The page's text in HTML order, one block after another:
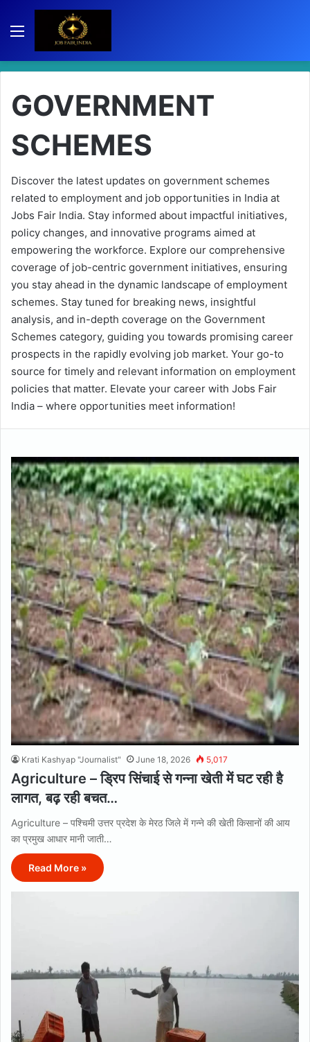
GOVERNMENT
SCHEMES
Discover the latest updates on government schemes
related to employment and job opportunities in India at
Jobs Fair India. Stay informed about impactful initiatives,
policy changes, and innovative programs aimed at
empowering the workforce. Explore our comprehensive
coverage of job-centric government initiatives, ensuring
you stay ahead in the dynamic landscape of employment
schemes. Stay tuned for breaking news, insightful
analysis, and in-depth coverage on the Government
Schemes category, guiding you towards promising career
prospects in the rapidly evolving job market. Your go-to
source for timely and relevant information on employment
policies that matter. Elevate your career with Jobs Fair
India – where opportunities meet information!
Krati Kashyap "Journalist" June 18, 2026 5,017
Agriculture – ड्रिप सिंचाई से गन्ना खेती में घट रही है
लागत, बढ़ रही बचत…
Agriculture – पश्चिमी उत्तर प्रदेश के मेरठ जिले में गन्ने की खेती किसानों की आय
का प्रमुख आधार मानी जाती…
Read More »